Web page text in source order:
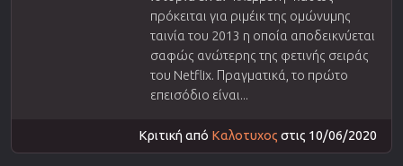
πρόκειται για ριμέικ της ομώνυμης
ταινία του 2013 η οποία αποδεικνύεται
σαφώς ανώτερης της φετινής σειράς
του Netflix. Πραγματικά, το πρώτο
επεισόδιο είναι...
Κριτική από Καλοτυχος στις 10/06/2020